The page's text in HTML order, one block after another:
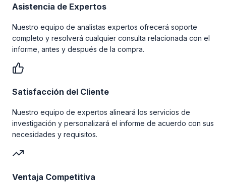
Asistencia de Expertos
Nuestro equipo de analistas expertos ofrecerá soporte
completo y resolverá cualquier consulta relacionada con el
informe, antes y después de la compra.
Satisfacción del Cliente
Nuestro equipo de expertos alineará los servicios de
investigación y personalizará el informe de acuerdo con sus
necesidades y requisitos.
Ventaja Competitiva